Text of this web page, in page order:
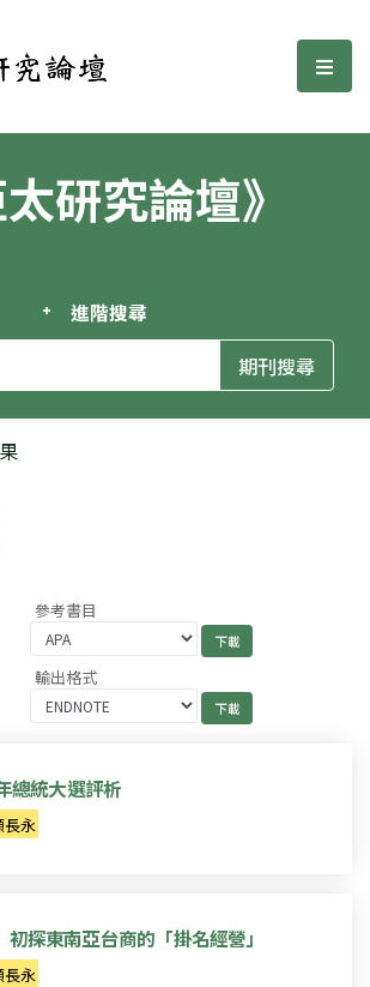
壇 選
太研究論壇》
進階搜尋
參考書目
輸出格式
總統大選評析
長永
初探東南亞台商的「掛名經營」
長永